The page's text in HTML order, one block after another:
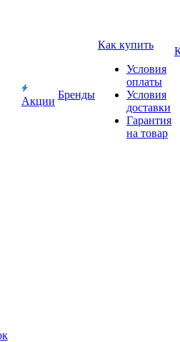
Акции
Бренды
Как купить
Условия
оплаты
Условия
доставки
Гарантия
на товар